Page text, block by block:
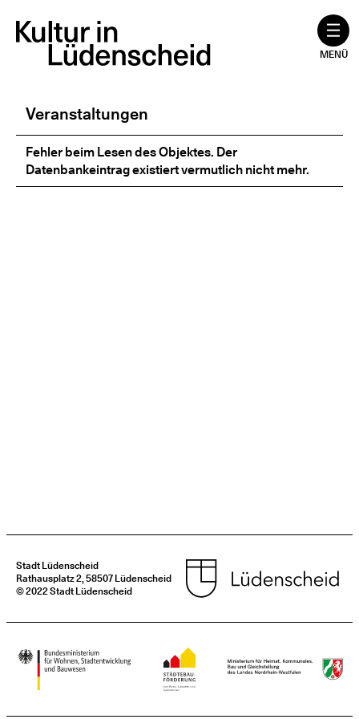
Inhalt
springen
MENÜ
Veranstaltungen
Fehler beim Lesen des Objektes. Der
Datenbankeintrag existiert vermutlich nicht mehr.
Stadt Lüdenscheid
Rathausplatz 2, 58507 Lüdenscheid
© 2022 Stadt Lüdenscheid